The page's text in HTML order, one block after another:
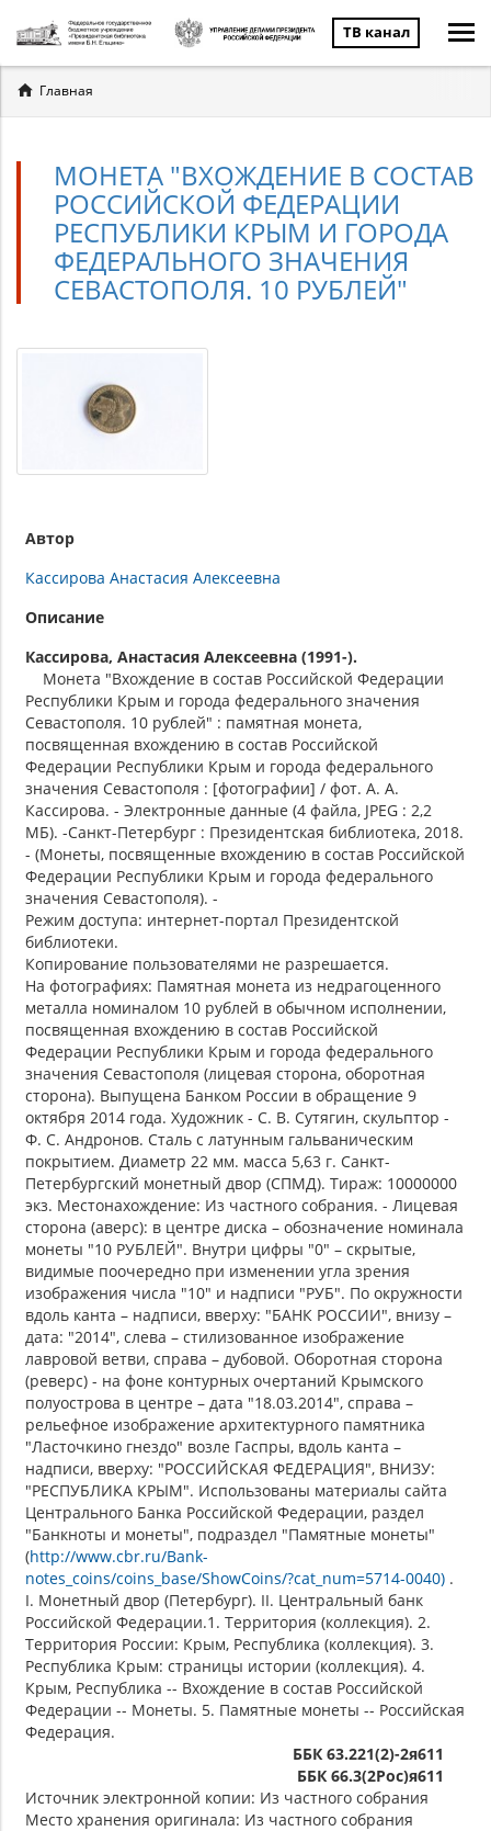
ТВ канал
Вы
здесь
Главная
МОНЕТА "ВХОЖДЕНИЕ В СОСТАВ
РОССИЙСКОЙ ФЕДЕРАЦИИ
РЕСПУБЛИКИ КРЫМ И ГОРОДА
ФЕДЕРАЛЬНОГО ЗНАЧЕНИЯ
СЕВАСТОПОЛЯ. 10 РУБЛЕЙ"
Автор
Кассирова Анастасия Алексеевна
Описание
Кассирова, Анастасия Алексеевна (1991-).
Монета "Вхождение в состав Российской Федерации
Республики Крым и города федерального значения
Севастополя. 10 рублей" : памятная монета,
посвященная вхождению в состав Российской
Федерации Республики Крым и города федерального
значения Севастополя : [фотографии] / фот. А. А.
Кассирова. - Электронные данные (4 файла, JPEG : 2,2
МБ). -Санкт-Петербург : Президентская библиотека, 2018.
- (Монеты, посвященные вхождению в состав Российской
Федерации Республики Крым и города федерального
значения Севастополя). -
Режим доступа: интернет-портал Президентской
библиотеки.
Копирование пользователями не разрешается.
На фотографиях: Памятная монета из недрагоценного
металла номиналом 10 рублей в обычном исполнении,
посвященная вхождению в состав Российской
Федерации Республики Крым и города федерального
значения Севастополя (лицевая сторона, оборотная
сторона). Выпущена Банком России в обращение 9
октября 2014 года. Художник - С. В. Сутягин, скульптор -
Ф. С. Андронов. Сталь с латунным гальваническим
покрытием. Диаметр 22 мм. масса 5,63 г. Санкт-
Петербургский монетный двор (СПМД). Тираж: 10000000
экз. Местонахождение: Из частного собрания. - Лицевая
сторона (аверс): в центре диска – обозначение номинала
монеты "10 РУБЛЕЙ". Внутри цифры "0" – скрытые,
видимые поочередно при изменении угла зрения
изображения числа "10" и надписи "РУБ". По окружности
вдоль канта – надписи, вверху: "БАНК РОССИИ", внизу –
дата: "2014", слева – стилизованное изображение
лавровой ветви, справа – дубовой. Оборотная сторона
(реверс) - на фоне контурных очертаний Крымского
полуострова в центре – дата "18.03.2014", справа –
рельефное изображение архитектурного памятника
"Ласточкино гнездо" возле Гаспры, вдоль канта –
надписи, вверху: "РОССИЙСКАЯ ФЕДЕРАЦИЯ", ВНИЗУ:
"РЕСПУБЛИКА КРЫМ". Использованы материалы сайта
Центрального Банка Российской Федерации, раздел
"Банкноты и монеты", подраздел "Памятные монеты"
(http://www.cbr.ru/Bank-
notes_coins/coins_base/ShowCoins/?cat_num=5714-0040) .
I. Монетный двор (Петербург). II. Центральный банк
Российской Федерации.1. Территория (коллекция). 2.
Территория России: Крым, Республика (коллекция). 3.
Республика Крым: страницы истории (коллекция). 4.
Крым, Республика -- Вхождение в состав Российской
Федерации -- Монеты. 5. Памятные монеты -- Российская
Федерация.
ББК 63.221(2)-2я611
ББК 66.3(2Рос)я611
Источник электронной копии: Из частного собрания
Место хранения оригинала: Из частного собрания